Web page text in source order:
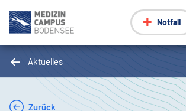
Notfall
Aktuelles
Zurück